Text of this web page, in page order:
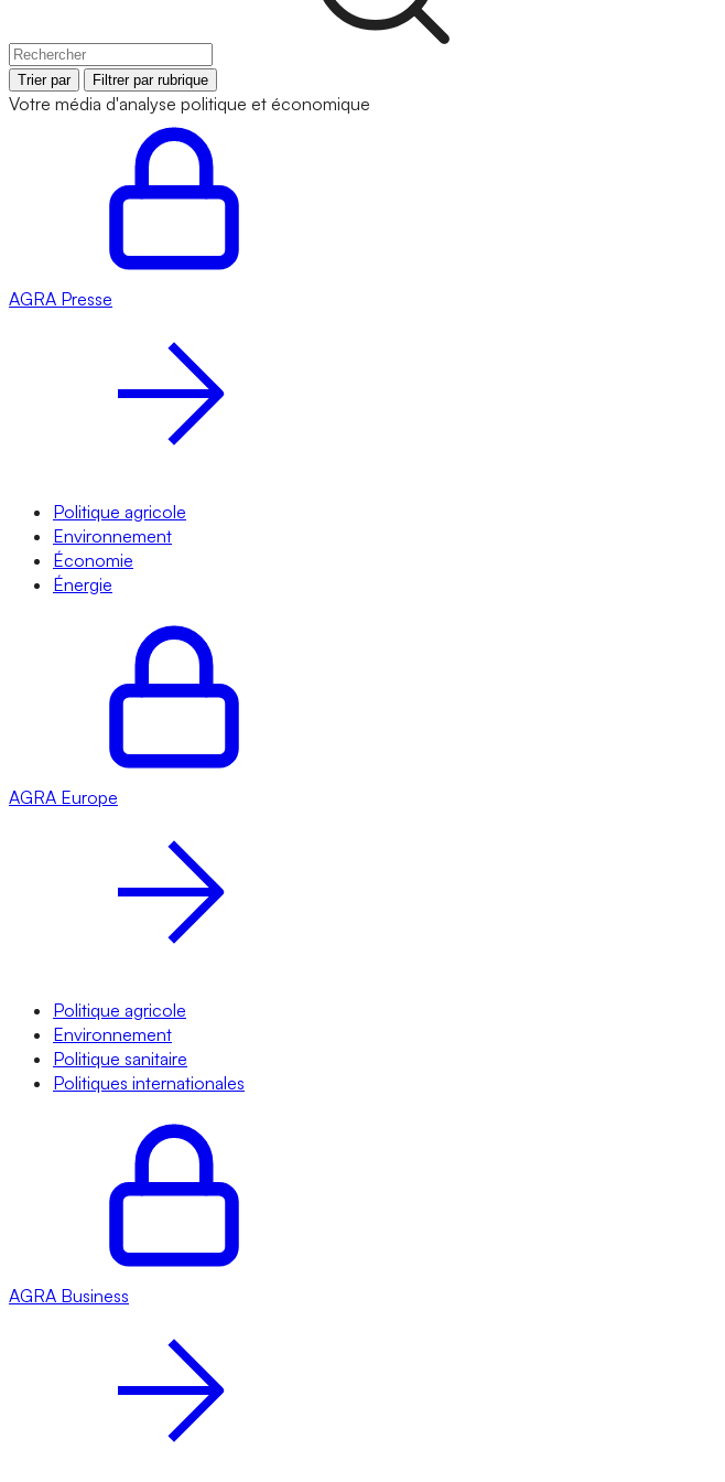
Trier par Filtrer par rubrique
Votre média d'analyse politique et économique
AGRA Presse
Politique agricole
Environnement
Économie
Énergie
AGRA Europe
Politique agricole
Environnement
Politique sanitaire
Politiques internationales
AGRA Business